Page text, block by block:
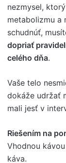
nezmysel,
metabolizmu a
schudnúť,
dopriať
celého dňa.
Vaše telo
dokáže udržať
mali jesť v
Riešením na
Vhodnou
káva.